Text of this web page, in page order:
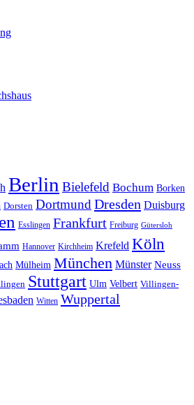
Berlin Bielefeld Bochum Borken
Dorsten DortmundDresden Duisburg
Esslingen Frankfurt Freiburg Gütersloh
Hannover Kirchheim Krefeld Köln
Mülheim München Münster Neuss
Stuttgart Ulm Velbert Villingen-
Witten Wuppertal